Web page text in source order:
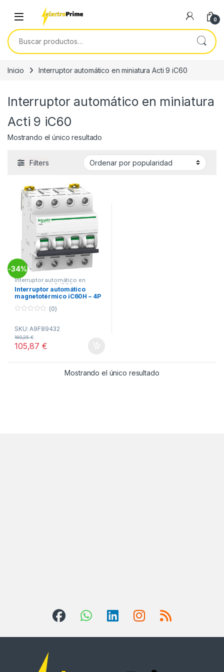
Skip to navigation
Skip to content
0
Buscar por:
Inicio Interruptor automático en miniatura Acti 9 iC60
Interruptor automático en miniatura
Acti 9 iC60
Mostrando el único resultado
Filters
-34%
Interruptor automático en
miniatura Acti 9 iC60
Interruptor automático
magnetotérmico iC60H – 4P
– 32A – curva C ref. A9F89432
Schneider Electric
u
t
o
f
(0)
SKU: A9F89432
105,87€
160,25€
Mostrando el único resultado